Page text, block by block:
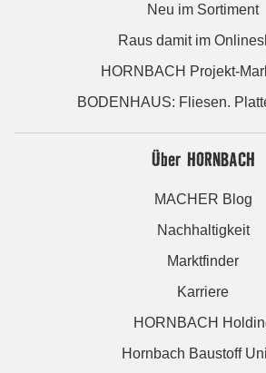
Neu im Sortiment
Raus damit im
HORNBACH Projekt-
BODENHAUS: Fliesen.
Über HORNBACH
MACHER Blog
Nachhaltigkeit
Marktfinder
Karriere
HORNBACH
Hornbach Baustoff